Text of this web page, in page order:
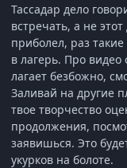
Тассадар дело
встречать, а не
приболел, раз
в лагерь. Про
лагает безбожно,
Заливай на другие
твое творчество
продолжения,
заявишься. Это
укурков на болоте.